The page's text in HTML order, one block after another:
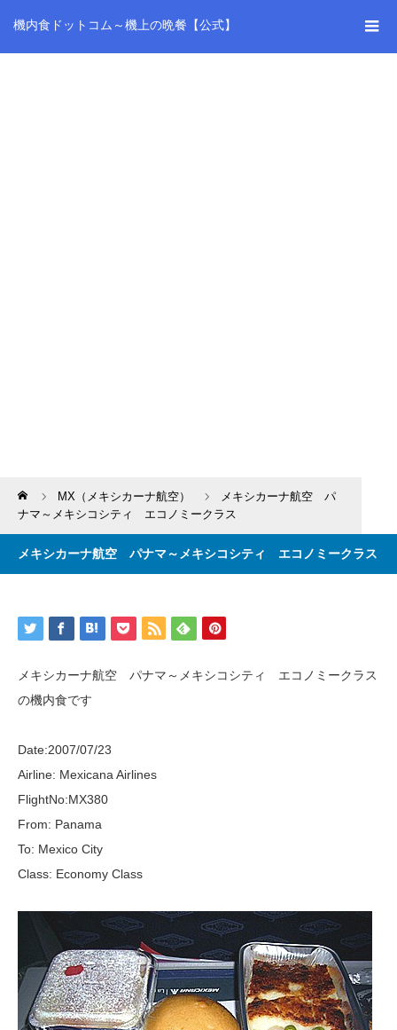
機内食ドットコム～機上の晩餐【公式】
Home MX（メキシカーナ航空）
メキシカーナ航空 パ
ナマ～メキシコシティ エコノミークラス
メキシカーナ航空 パナマ～メキシコシティ エコノミークラス
メキシカーナ航空 パナマ～メキシコシティ エコノミークラス
の機内食です
Date:2007/07/23
Airline: Mexicana Airlines
FlightNo:MX380
From: Panama
To: Mexico City
Class: Economy Class